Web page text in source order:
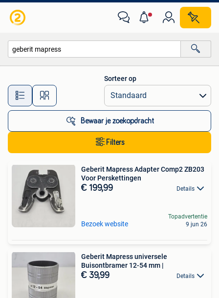
Alle afstanden…
Sorteer op
Bewaar je zoekopdracht
Filters
Geberit Mapress Adapter Comp2 ZB203
Voor Perskettingen
€ 199,99 Details
Bezoek website
Topadvertentie
9 jun 26
Geberit Mapress universele
Buisontbramer 12-54 mm |
€ 39,99 Details